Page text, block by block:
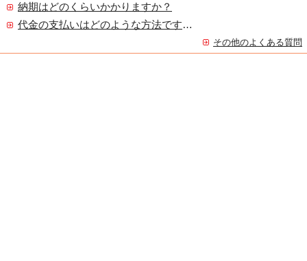
納期はどのくらいかかりますか？
代金の支払いはどのような方法ですか？
その他のよくある質問